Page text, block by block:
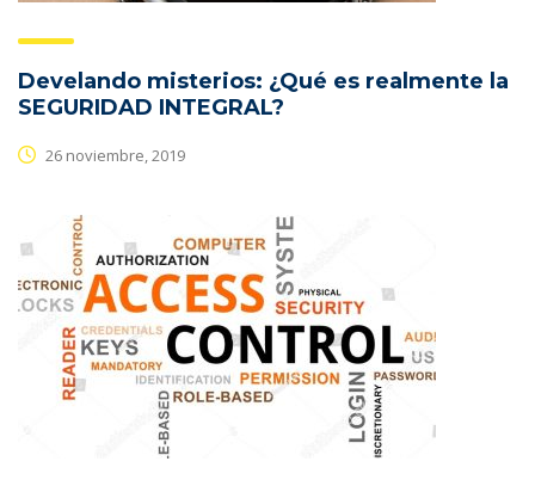
Develando misterios: ¿Qué es realmente la
SEGURIDAD INTEGRAL?
26 noviembre, 2019